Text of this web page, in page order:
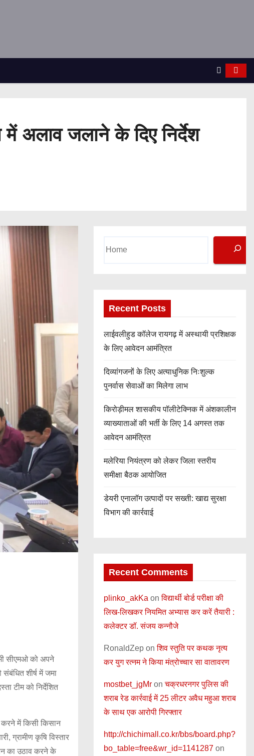
अलाव जलाने के दिए निर्देश
सीएमओ को अपने
शीर्ष में जमा
टीम को निर्देशित
करने में किसी किसान
ग्रामीण कृषि विस्तार
का उठाव करने के
e
Recent Posts
लाईवलीहुड कॉलेज रायगढ़ में अस्थायी प्रशिक्षक
के लिए आवेदन आमंत्रित
दिव्यांगजनों के लिए अत्याधुनिक निःशुल्क
पुनर्वास सेवाओं का मिलेगा लाभ
किरोड़ीमल शासकीय पॉलीटेक्निक में अंशकालीन
व्याख्याताओं की भर्ती के लिए 14 अगस्त तक
आवेदन आमंत्रित
मलेरिया नियंत्रण को लेकर जिला स्तरीय
समीक्षा बैठक आयोजित
डेयरी एनालॉग उत्पादों पर सख्ती: खाद्य सुरक्षा
विभाग की कार्रवाई
Recent Comments
plinko_akKa onविद्यार्थी बोर्ड परीक्षा की
लिख-लिखकर नियमित अभ्यास कर करें तैयारी :
कलेक्टर डॉ. संजय कन्नौजे
RonaldZep onशिव स्तुति पर कथक नृत्य
कर युग रत्नम ने किया मंत्रोच्चार सा वातावरण
mostbet_jgMr onचक्रधरनगर पुलिस की
शराब रेड कार्रवाई में 25 लीटर अवैध महुआ शराब
के साथ एक आरोपी गिरफ्तार
http://chichimall.co.kr/bbs/board.php?
bo_table=free&wr_id=1141287 on